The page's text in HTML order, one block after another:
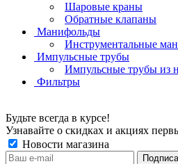
Шаровые краны
Обратные клапаны
Манифольды
Инструментальные
Импульсные трубы
Импульсные трубы из
Фильтры
Будьте всегда в курсе!
Узнавайте о скидках и акциях
Новости магазина